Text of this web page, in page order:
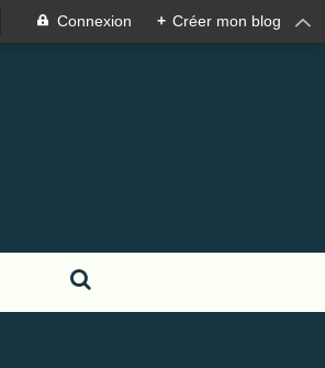
Connexion + Créer mon blog